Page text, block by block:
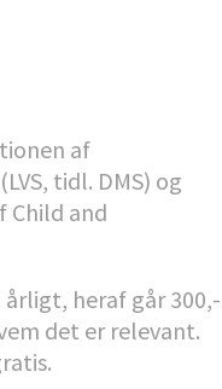
af
tidl. DMS) og
Child and
heraf går 300,-
det er relevant.